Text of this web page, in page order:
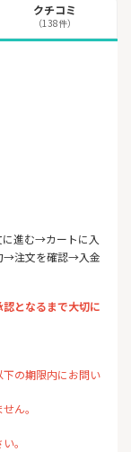
クチコミ
（138件）
進む→カートに入
→注文を確認→入金
となるまで大切に
の期限内にお問い
ん。
。